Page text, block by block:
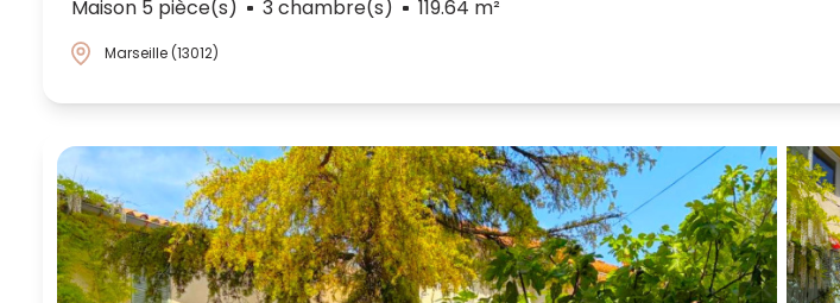
Maison 5 pièce(s) 3 chambre(s) 119.64 m²
Marseille (13012)